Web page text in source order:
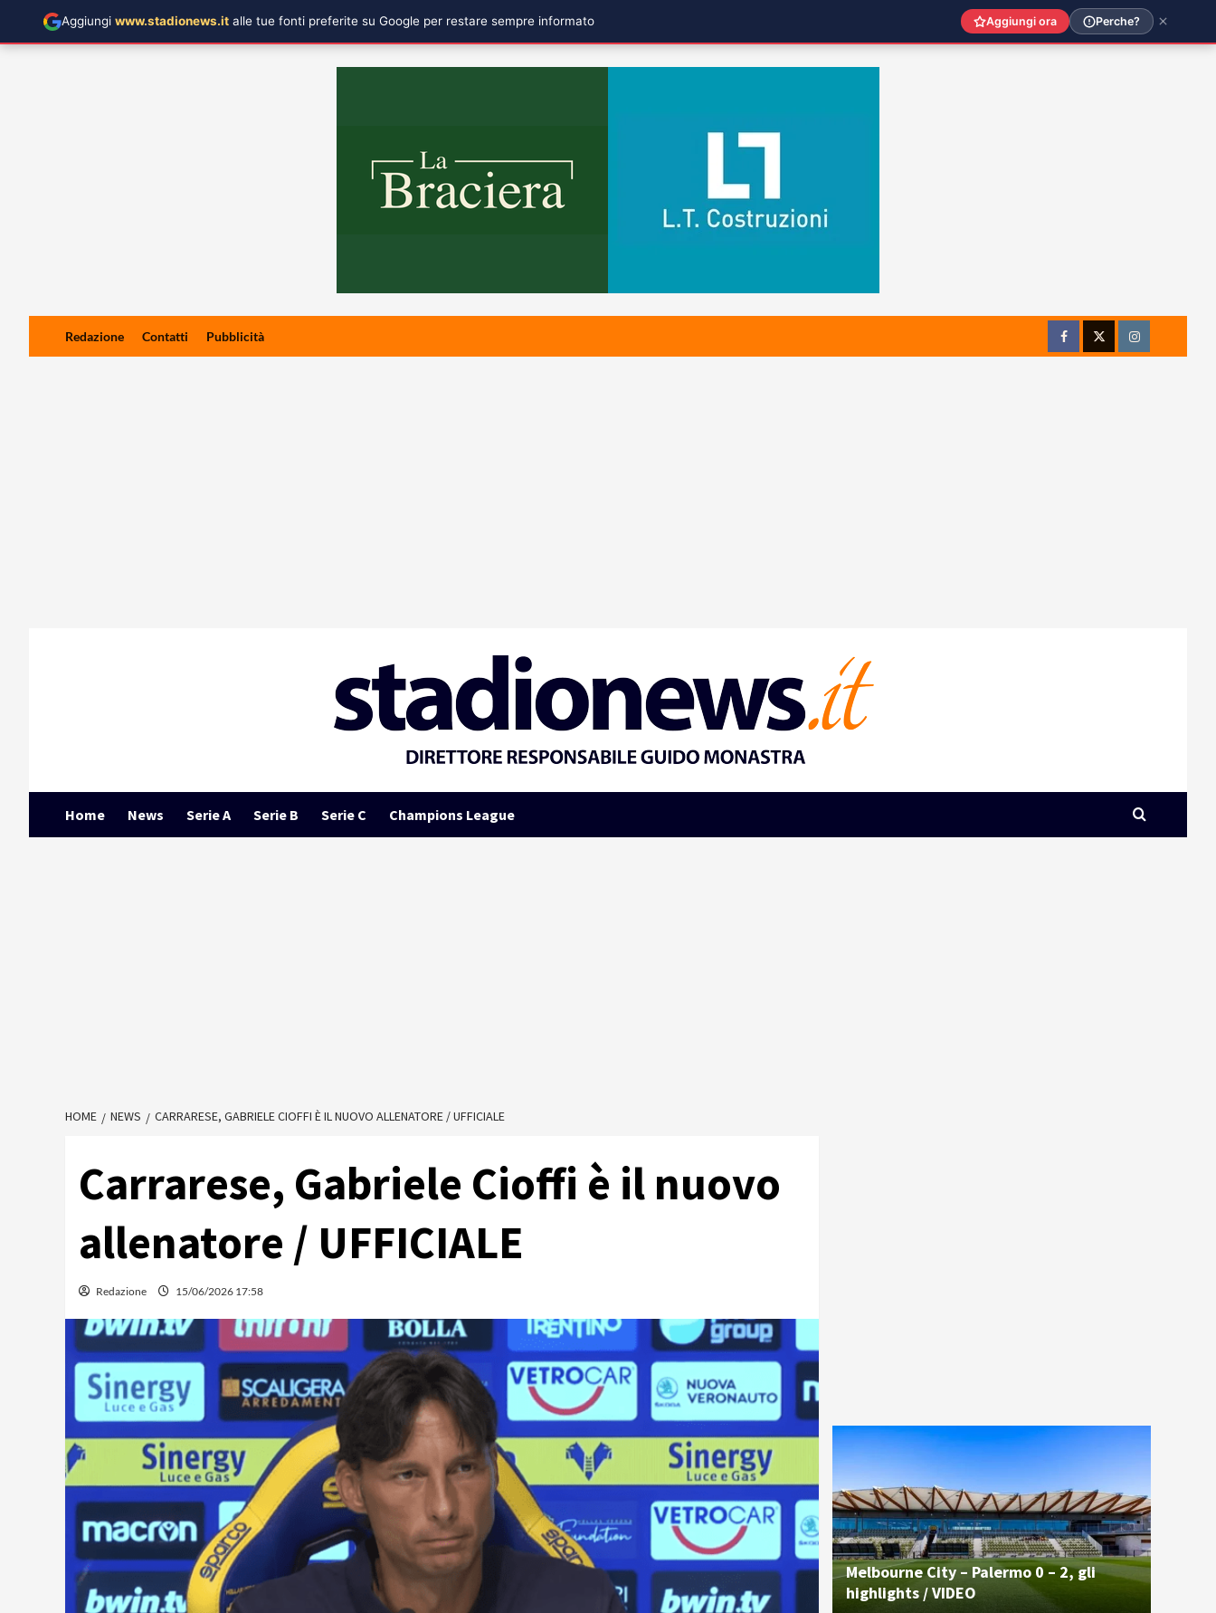
Redazione Contatti Pubblicità
FacebookTwitterInstagram
Home News Serie A Serie B Serie C Champions League
HOME NEWS CARRARESE, GABRIELE CIOFFI È IL NUOVO ALLENATORE / UFFICIALE
Carrarese, Gabriele Cioffi è il nuovo
allenatore / UFFICIALE
Redazione 15/06/2026 17:58
Melbourne City – Palermo 0 – 2, gli
highlights / VIDEO
Aggiungi www.stadionews.it alle tue fonti preferite su Google per restare sempre informato Aggiungi ora Perche?